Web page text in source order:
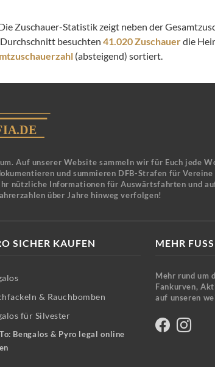
Zuschauer-Statistik zeigt neben der
besuchten 41.020 Zuschauerdie
(absteigend) sortiert.
Auf unserer Website sammeln wir für Euch jede
und summieren DFB-Strafen für Vereine
nützliche Informationen für Auswärtsfahrten und
über Jahre hinweg verfolgen!
SICHER KAUFEN
& Rauchbomben
für Silvester
Bengalos & Pyro legal online
MEHR
Mehr rund um
Fankurven,
auf unseren